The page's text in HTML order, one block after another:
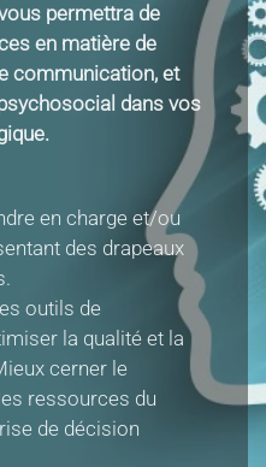
permettra de
en matière de
communication, et
dans vos
en charge et/ou
des drapeaux
outils de
la qualité et la
cerner le
ressources du
de décision